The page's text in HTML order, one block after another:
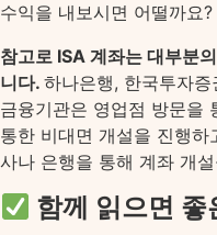
수익을 내보시면 어떨까요?
참고로 ISA 계좌는 대부분
니다. 하나은행, 한국투자
금융기관은 영업점 방문을
통한 비대면 개설을 진행
사나 은행을 통해 계좌 개
함께 읽으면 좋